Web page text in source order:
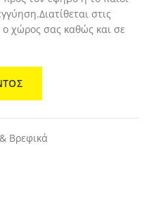
στις
ο χώρος σας καθώς και σε
Βρεφικά